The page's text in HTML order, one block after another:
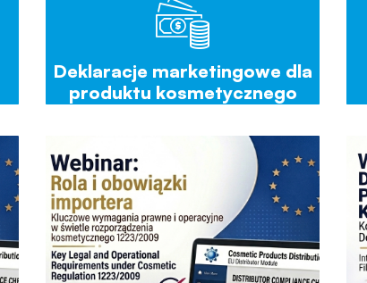
Deklaracje marketingowe dla
produktu kosmetycznego